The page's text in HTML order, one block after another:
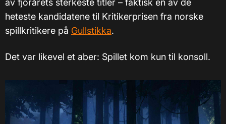
av fjorårets sterkeste titler – faktisk en av de
heteste kandidatene til Kritikerprisen fra norske
spillkritikere på Gullstikka.
Det var likevel et aber: Spillet kom kun til konsoll.